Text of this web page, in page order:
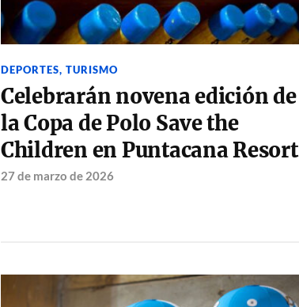
DEPORTES, TURISMO
Celebrarán novena edición de
la Copa de Polo Save the
Children en Puntacana Resort
27 de marzo de 2026